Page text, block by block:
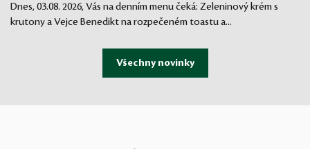
Dnes, 03.08. 2026, Vás na denním menu čeká: Zeleninový krém s
krutony a Vejce Benedikt na rozpečeném toastu a...